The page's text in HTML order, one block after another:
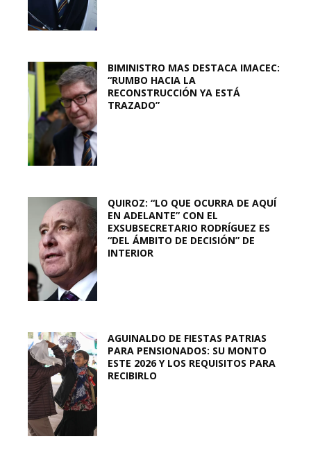
BIMINISTRO MAS DESTACA IMACEC:
“RUMBO HACIA LA
RECONSTRUCCIÓN YA ESTÁ
TRAZADO”
QUIROZ: “LO QUE OCURRA DE AQUÍ
EN ADELANTE” CON EL
EXSUBSECRETARIO RODRÍGUEZ ES
“DEL ÁMBITO DE DECISIÓN” DE
INTERIOR
AGUINALDO DE FIESTAS PATRIAS
PARA PENSIONADOS: SU MONTO
ESTE 2026 Y LOS REQUISITOS PARA
RECIBIRLO